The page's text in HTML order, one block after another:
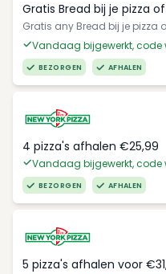
Gratis Bread bij je pizza
Gratis any Bread bij je pizza
Vandaag bijgewerkt, code
BEZORGEN AFHALEN
4 pizza's afhalen €25,99
Vandaag bijgewerkt, code
BEZORGEN AFHALEN
5 pizza's afhalen voor